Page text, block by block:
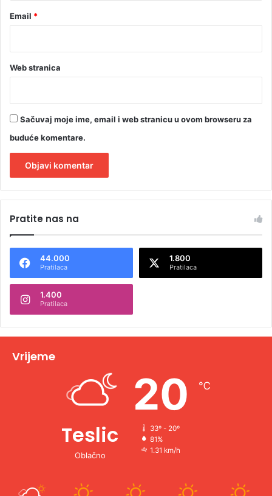
Email *
Web stranica
Sačuvaj moje ime, email i web stranicu u ovom browseru za
buduće komentare.
t
n
t
v
Pratite nas na
44.000
Pratilaca
1.800
Pratilaca
1.400
Pratilaca
Vrijeme
Teslic
Oblačno
20 ℃
33º - 20º
81%
1.31 km/h